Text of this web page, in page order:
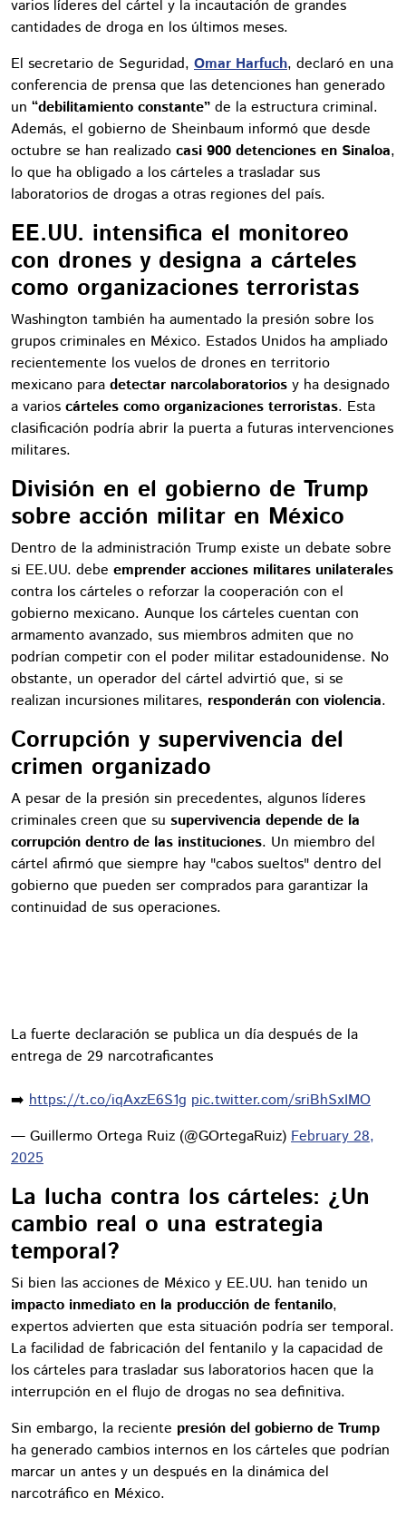
varios líderes del cártel y la incautación de grandes
cantidades de droga en los últimos meses.
El secretario de Seguridad, Omar Harfuch, declaró en una
conferencia de prensa que las detenciones han generado
un “debilitamiento constante” de la estructura criminal.
Además, el gobierno de Sheinbaum informó que desde
octubre se han realizado casi 900 detenciones en Sinaloa,
lo que ha obligado a los cárteles a trasladar sus
laboratorios de drogas a otras regiones del país.
EE.UU. intensifica el monitoreo
con drones y designa a cárteles
como organizaciones terroristas
Washington también ha aumentado la presión sobre los
grupos criminales en México. Estados Unidos ha ampliado
recientemente los vuelos de drones en territorio
mexicano para detectar narcolaboratorios y ha designado
a varios cárteles como organizaciones terroristas. Esta
clasificación podría abrir la puerta a futuras intervenciones
militares.
División en el gobierno de Trump
sobre acción militar en México
Dentro de la administración Trump existe un debate sobre
si EE.UU. debe emprender acciones militares unilaterales
contra los cárteles o reforzar la cooperación con el
gobierno mexicano. Aunque los cárteles cuentan con
armamento avanzado, sus miembros admiten que no
podrían competir con el poder militar estadounidense. No
obstante, un operador del cártel advirtió que, si se
realizan incursiones militares, responderán con violencia.
Corrupción y supervivencia del
crimen organizado
A pesar de la presión sin precedentes, algunos líderes
criminales creen que su supervivencia depende de la
corrupción dentro de las instituciones. Un miembro del
cártel afirmó que siempre hay "cabos sueltos" dentro del
gobierno que pueden ser comprados para garantizar la
continuidad de sus operaciones.
La fuerte declaración se publica un día después de la
entrega de 29 narcotraficantes
➡️ https://t.co/iqAxzE6S1g pic.twitter.com/sriBhSxIMO
— Guillermo Ortega Ruiz (@GOrtegaRuiz) February 28,
2025
La lucha contra los cárteles: ¿Un
cambio real o una estrategia
temporal?
Si bien las acciones de México y EE.UU. han tenido un
impacto inmediato en la producción de fentanilo,
expertos advierten que esta situación podría ser temporal.
La facilidad de fabricación del fentanilo y la capacidad de
los cárteles para trasladar sus laboratorios hacen que la
interrupción en el flujo de drogas no sea definitiva.
Sin embargo, la reciente presión del gobierno de Trump
ha generado cambios internos en los cárteles que podrían
marcar un antes y un después en la dinámica del
narcotráfico en México.